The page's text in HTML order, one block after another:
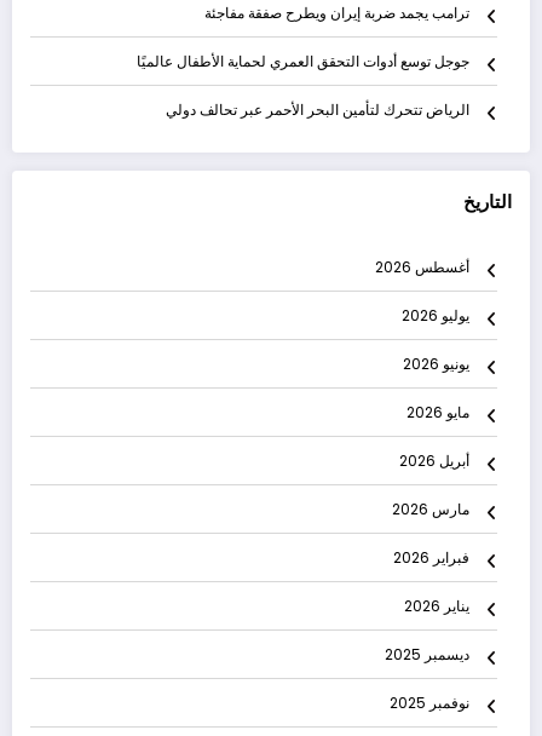
ترامب يجمد ضربة إيران ويطرح صفقة مفاجئة
جوجل توسع أدوات التحقق العمري لحماية الأطفال عالميًا
الرياض تتحرك لتأمين البحر الأحمر عبر تحالف دولي
التاريخ
أغسطس 2026
يوليو 2026
يونيو 2026
مايو 2026
أبريل 2026
مارس 2026
فبراير 2026
يناير 2026
ديسمبر 2025
نوفمبر 2025